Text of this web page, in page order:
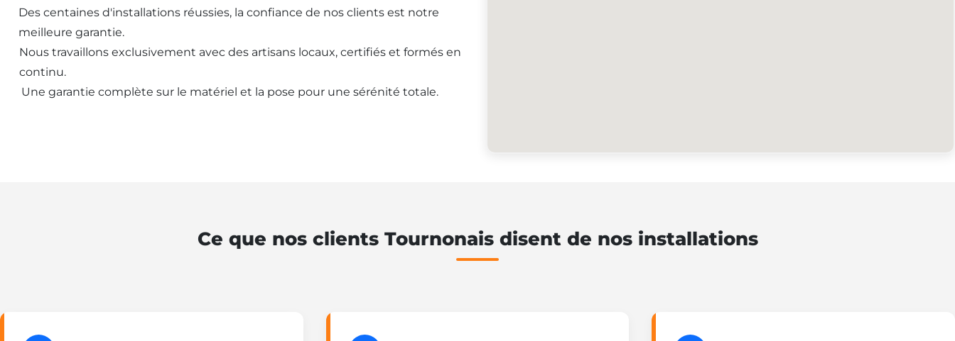
Des centaines d'installations réussies, la confiance de nos clients est notre
meilleure garantie.
Nous travaillons exclusivement avec des artisans locaux, certifiés et formés en
continu.
Une garantie complète sur le matériel et la pose pour une sérénité totale.
Ce que nos clients Tournonais disent de nos installations